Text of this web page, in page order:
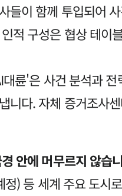
들이 함께 투입되어
적 구성은 협상 테이
륜'은 사건 분석과
니다. 자체 증거조사
안에 머무르지 않습
정) 등 세계 주요 도시